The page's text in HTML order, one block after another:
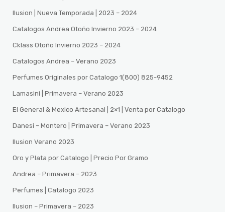
Ilusion | Nueva Temporada | 2023 – 2024
Catalogos Andrea Otoño Invierno 2023 – 2024
Cklass Otoño Invierno 2023 – 2024
Catalogos Andrea – Verano 2023
Perfumes Originales por Catalogo 1(800) 825-9452
Lamasini | Primavera – Verano 2023
El General & Mexico Artesanal | 2×1 | Venta por Catalogo
Danesi – Montero | Primavera – Verano 2023
Ilusion Verano 2023
Oro y Plata por Catalogo | Precio Por Gramo
Andrea – Primavera – 2023
Perfumes | Catalogo 2023
Ilusion – Primavera – 2023